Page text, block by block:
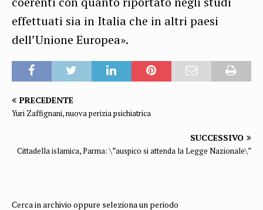
effettuati sia in Italia che in altri paesi
dell’Unione Europea».
PRECEDENTE
Yuri Zaffignani, nuova perizia psichiatrica
SUCCESSIVO
Cittadella islamica, Parma: \”auspico si attenda la Legge Nazionale\”
Cerca in archivio oppure seleziona un periodo